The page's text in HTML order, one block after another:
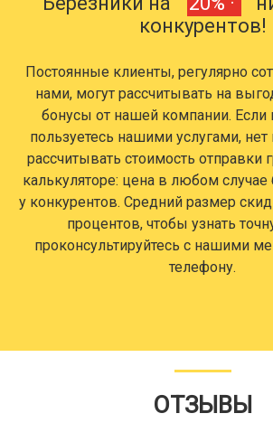
конкурентов!
Постоянные клиенты, регулярно
нами, могут рассчитывать на
бонусы от нашей компании. Если
пользуетесь нашими услугами,
рассчитывать стоимость отправки
калькуляторе: цена в любом
у конкурентов. Средний размер
процентов, чтобы узнать
проконсультируйтесь с нашими
телефону.
ОТЗЫВЫ